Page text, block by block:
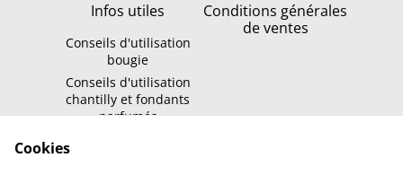
Infos utiles
Conseils d'utilisation
bougie
Conseils d'utilisation
chantilly et fondants
parfumés
Conditions générales
de ventes
Cookies